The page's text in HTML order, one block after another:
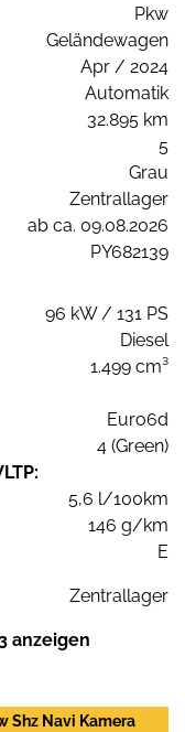
Pkw
Geländewagen
Apr / 2024
Automatik
32.895 km
5
Grau
Zentrallager
ab ca. 09.08.2026
PY682139
96 kW / 131 PS
Diesel
1.499 cm³
Euro6d
4 (Green)
5,6 l/100km
146 g/km
E
Zentrallager
anzeigen
Shz Navi Kamera